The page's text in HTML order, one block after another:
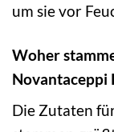
um sie vor
Woher
Novantaceppi
Die Zutaten